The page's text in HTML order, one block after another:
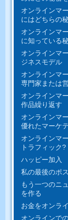
オンラインマ
にはどちらの
オンラインマ
に知っている
オンラインマ
ジネスモデル
オンラインマ
専門家または
オンラインマ
作品繰り返す
オンラインマ
優れたマーケ
オンラインマ
トラフィック?
ハッピー加入
私の最後のポ
もう一つのニ
を作る
お金をオンラ
オンラインで